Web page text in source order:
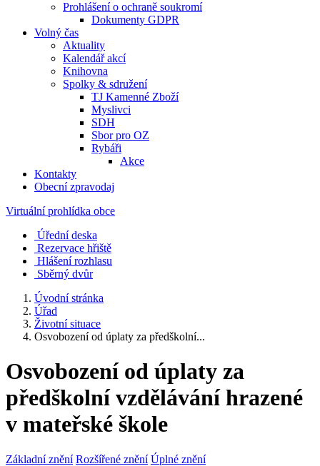
Prohlášení o ochraně soukromí
Dokumenty GDPR
Volný čas
Aktuality
Kalendář akcí
Knihovna
Spolky & sdružení
TJ Kamenné Zboží
Myslivci
SDH
Sbor pro OZ
Rybáři
Akce
Kontakty
Obecní zpravodaj
Virtuální prohlídka obce
Úřední deska
Rezervace hřiště
Hlášení rozhlasu
Sběrný dvůr
Úvodní stránka
Úřad
Životní situace
Osvobození od úplaty za předškolní...
Osvobození od úplaty za
předškolní vzdělávání hrazené
v mateřské škole
Základní znění Rozšířené znění Úplné znění